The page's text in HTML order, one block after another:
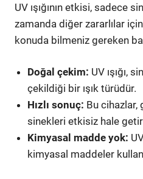
UV ışığının etkisi, sadece
zamanda diğer zararlılar
konuda bilmeniz gereken
Doğal çekim: UV ışığı,
çekildiği bir ışık türüdür.
Hızlı sonuç: Bu cihazlar,
sinekleri etkisiz hale
Kimyasal madde yok:
kimyasal maddeler